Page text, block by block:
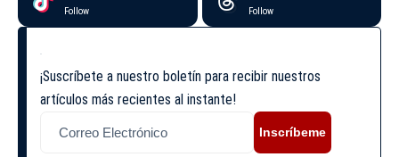
Follow Follow
¡Suscríbete a nuestro boletín para recibir nuestros
artículos más recientes al instante!
Inscríbeme